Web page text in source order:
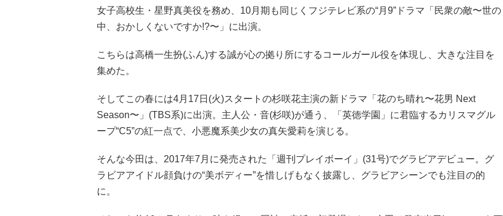
女子高校生・星野真美役を務め、10月期も同じくフジテレビ系の“月9”ドラマ「民衆の敵〜世の
中、おかしくないですか!?〜」に出演。
こちらは高橋一生扮(ふん)する誠が心の拠り所にするコールガール役を体現し、大きな注目を
集めた。
そしてこの春には4月17日(火)スタートの杉咲花主演の新ドラマ「花のち晴れ〜花男 Next
Season〜」(TBS系)に出演。主人公・音(杉咲)が通う、「英徳学園」に君臨するカリスマグル
ープ“C5”の紅一点で、小悪魔系美少女の真矢愛莉を演じる。
そんな今田は、2017年7月に発売された「週刊プレイボーイ」(31号)でグラビアデビュー。グ
ラビアアイドル顔負けの“美ボディー”を惜しげもなく披露し、グラビアシーンでも注目の的
に。